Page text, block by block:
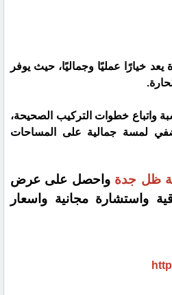
خيارًا عمليًا وجماليًا، حيث يوفر
واتباع خطوات التركيب الصحيحة،
لمسة جمالية على المساحات
ظل جدةواحصل على عرض
واستشارة مجانية واسعار